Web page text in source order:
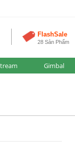
FlashSale
28 Sản Phẩm
Gimbal